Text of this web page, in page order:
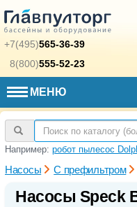
+7(495)565-36-39
8(800)555-52-23
МЕНЮ
Например: робот пылесос
Насосы С префильтром
Насосы Speck